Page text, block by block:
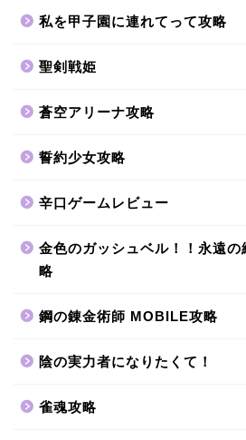
私を甲子園に連れてって攻略
聖剣戦姫
蒼空アリーナ攻略
誓約少女攻略
辛口ゲームレビュー
金色のガッシュベル！！永遠の
略
鋼の錬金術師 MOBILE攻略
陰の実力者になりたくて！
雀魂攻略